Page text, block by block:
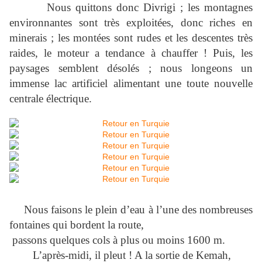
Nous quittons donc Divrigi ; les montagnes
environnantes sont très exploitées, donc riches en
minerais ; les montées sont rudes et les descentes très
raides, le moteur a tendance à chauffer ! Puis, les
paysages semblent désolés ; nous longeons un
immense lac artificiel alimentant une toute nouvelle
centrale électrique.
Nous faisons le plein d’eau à l’une des nombreuses
fontaines qui bordent la route,
passons quelques cols à plus ou moins 1600 m.
L’après-midi, il pleut ! A la sortie de Kemah,